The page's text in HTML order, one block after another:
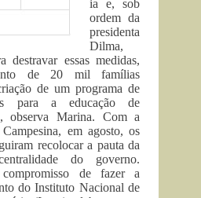
ia e, sob
ordem da
presidenta
Dilma,
destravar essas medidas,
de 20 mil famílias
de um programa de
para a educação de
observa Marina. Com a
em agosto, os
recolocar a pauta da
do governo.
de fazer a
do Instituto Nacional de